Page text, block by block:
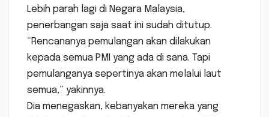
Lebih parah lagi di Negara Malaysia,
penerbangan saja saat ini sudah ditutup.
“Rencananya pemulangan akan dilakukan
kepada semua PMI yang ada di sana. Tapi
pemulanganya sepertinya akan melalui laut
semua,” yakinnya.
Dia menegaskan, kebanyakan mereka yang